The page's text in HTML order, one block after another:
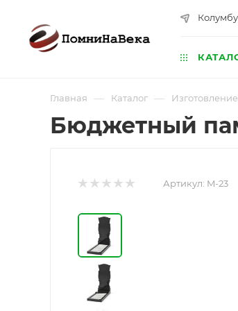
Главная — Каталог —
Бюджетный
Артикул: M-23